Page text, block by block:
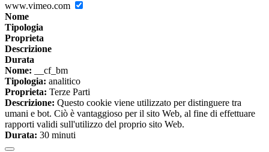
www.vimeo.com
Nome
Tipologia
Proprieta
Descrizione
Durata
Nome: __cf_bm
Tipologia: analitico
Proprieta: Terze Parti
Descrizione: Questo cookie viene utilizzato per distinguere tra
umani e bot. Ciò è vantaggioso per il sito Web, al fine di effettuare
rapporti validi sull'utilizzo del proprio sito Web.
Durata: 30 minuti